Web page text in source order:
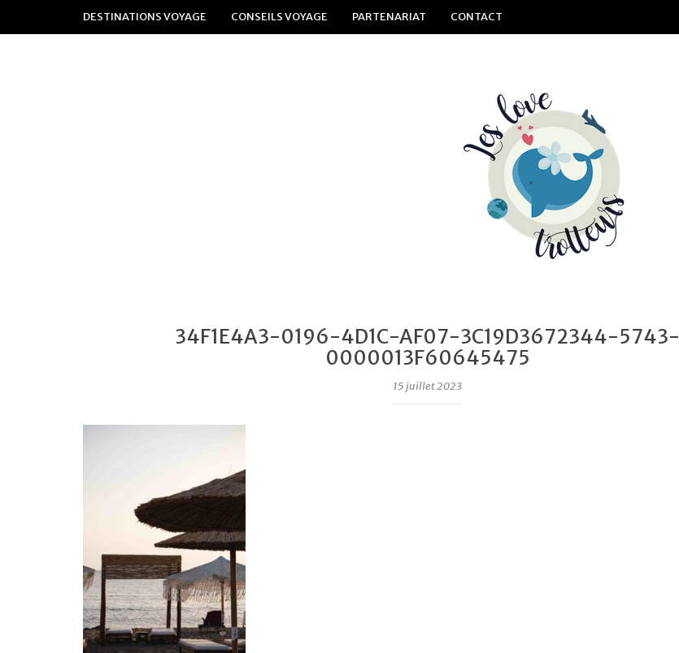
DESTINATIONS VOYAGE CONSEILS VOYAGE PARTENARIAT CONTACT
34F1E4A3-0196-4D1C-AF07-3C19D3672344-5743-
0000013F60645475
15 juillet 2023